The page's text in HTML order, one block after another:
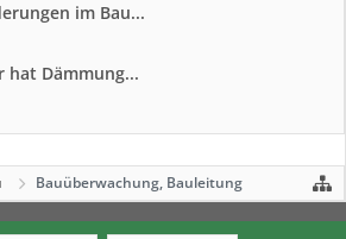
im Bau...
hat Dämmung...
Bauüberwachung, Bauleitung